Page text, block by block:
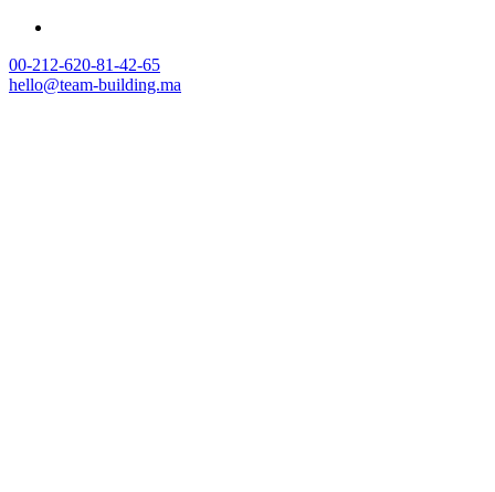
00-212-620-81-42-65
hello@team-building.ma